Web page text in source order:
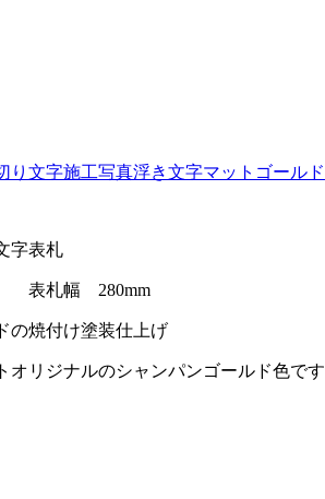
り文字施工写真浮き文字マットゴールド
字表札
表札幅 280mm
の焼付け塗装仕上げ
リジナルのシャンパンゴールド色です